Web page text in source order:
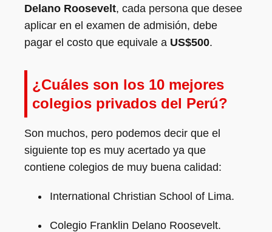
Delano Roosevelt, cada persona que desee
aplicar en el examen de admisión, debe
pagar el costo que equivale a US$500.
¿Cuáles son los 10 mejores
colegios privados del Perú?
Son muchos, pero podemos decir que el
siguiente top es muy acertado ya que
contiene colegios de muy buena calidad:
International Christian School of Lima.
Colegio Franklin Delano Roosevelt.